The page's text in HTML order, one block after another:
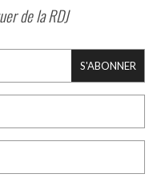
de la RDJ
S'ABONNER